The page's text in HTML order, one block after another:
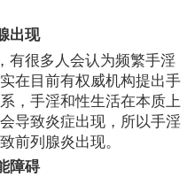
出现
有很多人会认为频繁手淫
在目前有权威机构提出手
，手淫和性生活在本质上
导致炎症出现，所以手淫
前列腺炎出现。
障碍